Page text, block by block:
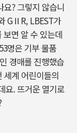
? 그렇지 않습니
GⅡR, LBEST가
면 알 수 있는데
명은 기부 물품
경매를 진행했습
세계 어린이들의
요. 뜨거운 열기로